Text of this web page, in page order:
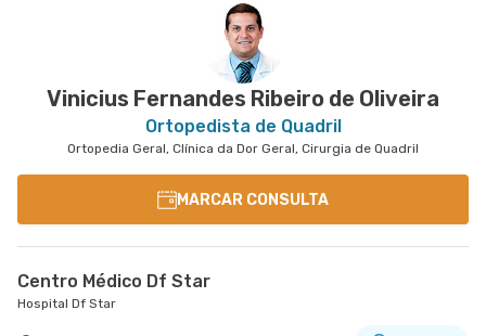
Shls nr. 716 Lote 5 Conjunto e Entrada Principal
Ao Lado do Rei do Mate - Asa Sul, Brasilia - DF
Vinicius Fernandes Ribeiro de Oliveira
Ortopedista de Quadril
Ortopedia Geral, Clínica da Dor Geral, Cirurgia de Quadril
MARCAR CONSULTA
Centro Médico Df Star
Hospital Df Star